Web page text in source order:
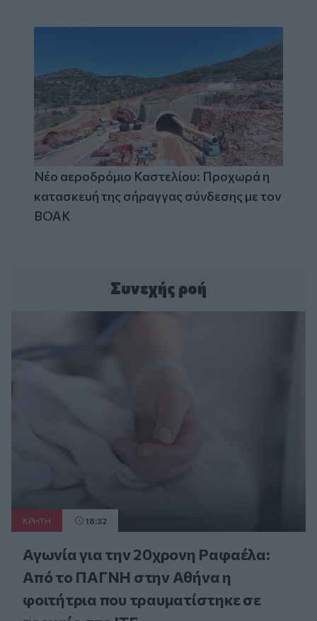
Νέο αεροδρόμιο Καστελίου: Προχωρά η
κατασκευή της σήραγγας σύνδεσης με τον
ΒΟΑΚ
Συνεχής ροή
ΚΡΗΤΗ 18:32
Αγωνία για την 20χρονη Ραφαέλα:
Από το ΠΑΓΝΗ στην Αθήνα η
φοιτήτρια που τραυματίστηκε σε